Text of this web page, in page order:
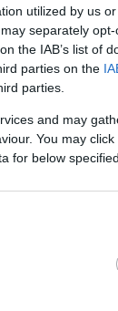
utilized by us
separately
the IAB’s list of
parties on the
parties.
and may
You may
for below